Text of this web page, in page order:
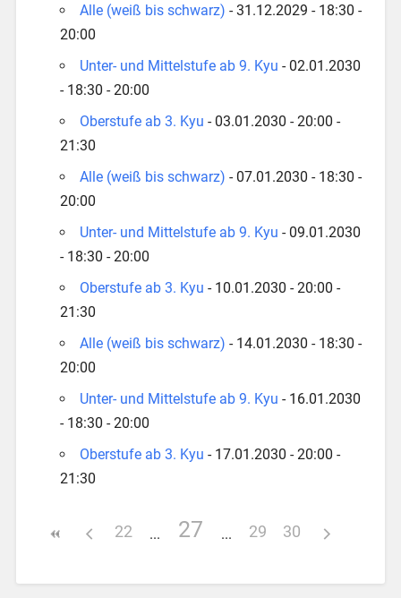
Alle (weiß bis schwarz) - 31.12.2029 - 18:30 -
20:00
Unter- und Mittelstufe ab 9. Kyu - 02.01.2030
- 18:30 - 20:00
Oberstufe ab 3. Kyu - 03.01.2030 - 20:00 -
21:30
Alle (weiß bis schwarz) - 07.01.2030 - 18:30 -
20:00
Unter- und Mittelstufe ab 9. Kyu - 09.01.2030
- 18:30 - 20:00
Oberstufe ab 3. Kyu - 10.01.2030 - 20:00 -
21:30
Alle (weiß bis schwarz) - 14.01.2030 - 18:30 -
20:00
Unter- und Mittelstufe ab 9. Kyu - 16.01.2030
- 18:30 - 20:00
Oberstufe ab 3. Kyu - 17.01.2030 - 20:00 -
21:30
22 27 29 30